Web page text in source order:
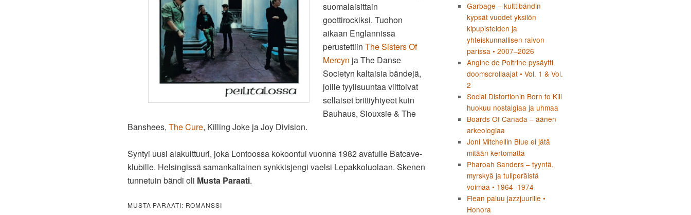
suomalaisittain
goottirockiksi. Tuohon
aikaan Englannissa
perustettiin The Sisters Of
Mercyn ja The Danse
Societyn kaltaisia bändejä,
joille tyylisuuntaa viittoivat
sellaiset brittiyhtyeet kuin
Bauhaus, Siouxsie & The
Banshees, The Cure, Killing Joke ja Joy Division.
Syntyi uusi alakulttuuri, joka Lontoossa kokoontui vuonna 1982 avatulle Batcave-
klubille. Helsingissä samankaltainen synkkisjengi vaelsi Lepakkoluolaan. Skenen
tunnetuin bändi oli Musta Paraati.
MUSTA PARAATI: ROMANSSI
Garbage – kulttibändin
kypsät vuodet yksilön
kipupisteiden ja
yhteiskunnallisen raivon
parissa • 2007–2026
Angine de Poitrine pysäytti
doomscrollaajat • Vol. 1 & Vol.
2
Social Distortionin Born to Kill
huokuu nostalgiaa ja uhmaa
Boards Of Canada – äänen
arkeologiaa
Joni Mitchellin Blue ei jätä
mitään kertomatta
Pharoah Sanders – tyyntä,
myrskyä ja tuliperäistä
voimaa • 1964–1974
Flean paluu jazzjuurille •
Honora